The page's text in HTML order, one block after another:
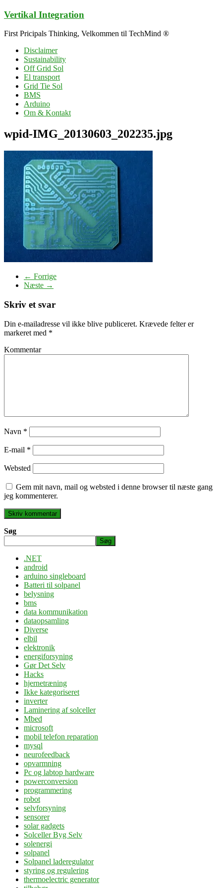
Skip
content
Vertikal Integration
First Pricipals Thinking, Velkommen til TechMind ®
Disclaimer
Sustainability
Off Grid Sol
El transport
Grid Tie Sol
BMS
Arduino
Om & Kontakt
wpid-IMG_20130603_202235.jpg
← Forrige
Næste →
Skriv et svar
Din e-mailadresse vil ikke blive publiceret. Krævede felter er
markeret med *
Kommentar
Navn *
E-mail *
Websted
Gem mit navn, mail og websted i denne browser til næste gang
jeg kommenterer.
Søg
Søg
.NET
android
arduino singleboard
Batteri til solpanel
belysning
bms
data kommunikation
dataopsamling
Diverse
elbil
elektronik
energiforsyning
Gør Det Selv
Hacks
hjernetræning
Ikke kategoriseret
inverter
Laminering af solceller
Mbed
microsoft
mobil telefon reparation
mysql
neurofeedback
opvarmning
Pc og labtop hardware
powerconversion
programmering
robot
selvforsyning
sensorer
solar gadgets
Solceller Byg Selv
solenergi
solpanel
Solpanel laderegulator
styring og regulering
thermoelectric generator